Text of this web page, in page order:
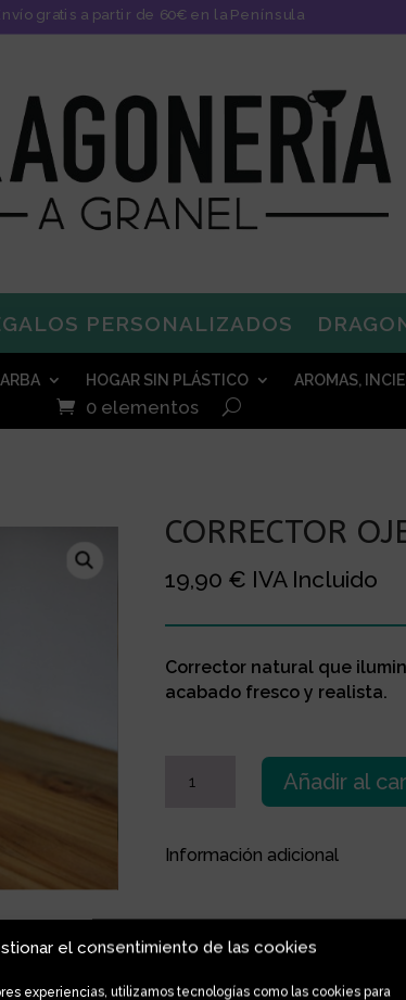
el consentimiento de las cookies
experiencias, utilizamos tecnologías como las cookies para
gratis a partir de 60€ en la Península
PERSONALIZADOS
HOGAR SIN PLÁSTICO AROMAS,
0 elementos
CORRECTOR
19,90 € IVA Incluido
Corrector natural que
acabado fresco y realista.
OJERAS
Añadir al
Información adicional